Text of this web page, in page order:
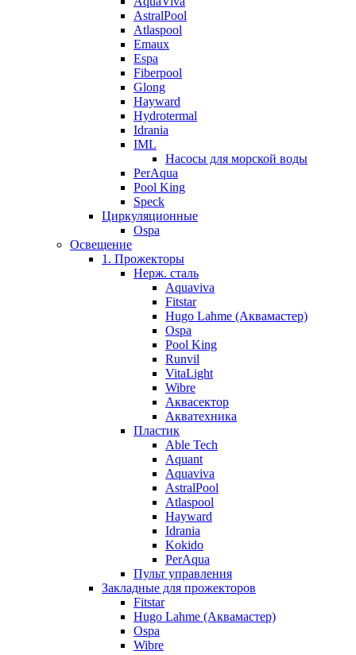
AstralPool
Atlaspool
Emaux
Espa
Fiberpool
Glong
Hayward
Hydrotermal
Idrania
IML
Насосы для морской воды
PerAqua
Pool King
Speck
Циркуляционные
Ospa
Освещение
1. Прожекторы
Нерж. сталь
Aquaviva
Fitstar
Hugo Lahme (Аквамастер)
Ospa
Pool King
Runvil
VitaLight
Wibre
Аквасектор
Акватехника
Пластик
Able Tech
Aquant
Aquaviva
AstralPool
Atlaspool
Hayward
Idrania
Kokido
PerAqua
Пульт управления
Закладные для прожекторов
Fitstar
Hugo Lahme (Аквамастер)
Ospa
Wibre